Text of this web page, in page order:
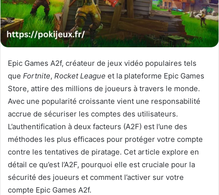
Epic Games A2f, créateur de jeux vidéo populaires tels
que Fortnite, Rocket League et la plateforme Epic Games
Store, attire des millions de joueurs à travers le monde.
Avec une popularité croissante vient une responsabilité
accrue de sécuriser les comptes des utilisateurs.
L’authentification à deux facteurs (A2F) est l’une des
méthodes les plus efficaces pour protéger votre compte
contre les tentatives de piratage. Cet article explore en
détail ce qu’est l’A2F, pourquoi elle est cruciale pour la
sécurité des joueurs et comment l’activer sur votre
compte Epic Games A2f.